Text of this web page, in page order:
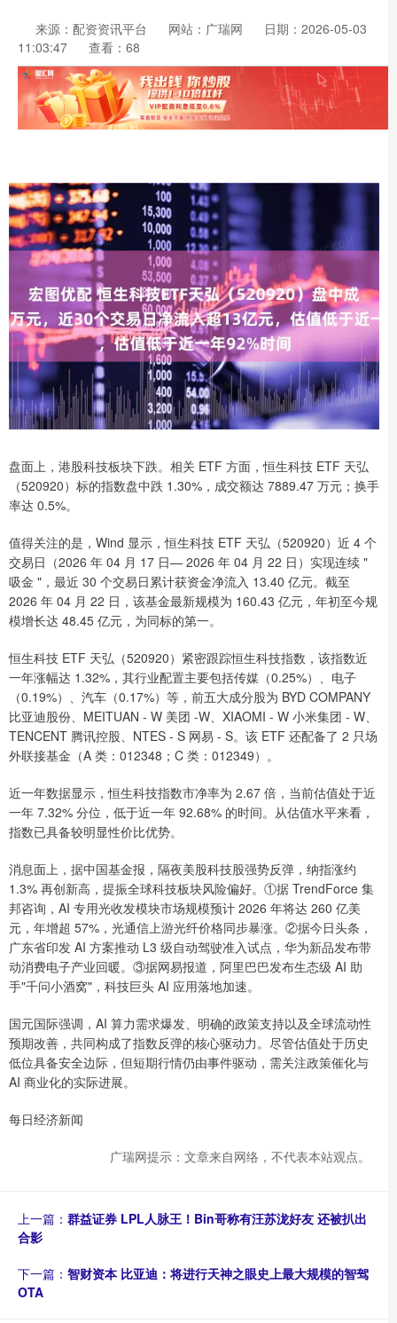
来源：配资资讯平台 网站：广瑞网
日期：2026-05-03
11:03:47
查看：68
盘面上，港股科技板块下跌。相关 ETF 方面，恒生科技 ETF 天弘
（520920）标的指数盘中跌 1.30%，成交额达 7889.47 万元；换手
率达 0.5%。
值得关注的是，Wind 显示，恒生科技 ETF 天弘（520920）近 4 个
交易日（2026 年 04 月 17 日— 2026 年 04 月 22 日）实现连续 "
吸金 "，最近 30 个交易日累计获资金净流入 13.40 亿元。截至
2026 年 04 月 22 日，该基金最新规模为 160.43 亿元，年初至今规
模增长达 48.45 亿元，为同标的第一。
恒生科技 ETF 天弘（520920）紧密跟踪恒生科技指数，该指数近
一年涨幅达 1.32%，其行业配置主要包括传媒（0.25%）、电子
（0.19%）、汽车（0.17%）等，前五大成分股为 BYD COMPANY
比亚迪股份、MEITUAN - W 美团 -W、XIAOMI - W 小米集团 - W、
TENCENT 腾讯控股、NTES - S 网易 - S。该 ETF 还配备了 2 只场
外联接基金（A 类：012348；C 类：012349）。
近一年数据显示，恒生科技指数市净率为 2.67 倍，当前估值处于近
一年 7.32% 分位，低于近一年 92.68% 的时间。从估值水平来看，
指数已具备较明显性价比优势。
消息面上，据中国基金报，隔夜美股科技股强势反弹，纳指涨约
1.3% 再创新高，提振全球科技板块风险偏好。①据 TrendForce 集
邦咨询，AI 专用光收发模块市场规模预计 2026 年将达 260 亿美
元，年增超 57%，光通信上游光纤价格同步暴涨。②据今日头条，
广东省印发 AI 方案推动 L3 级自动驾驶准入试点，华为新品发布带
动消费电子产业回暖。③据网易报道，阿里巴巴发布生态级 AI 助
手"千问小酒窝"，科技巨头 AI 应用落地加速。
国元国际强调，AI 算力需求爆发、明确的政策支持以及全球流动性
预期改善，共同构成了指数反弹的核心驱动力。尽管估值处于历史
低位具备安全边际，但短期行情仍由事件驱动，需关注政策催化与
AI 商业化的实际进展。
每日经济新闻
广瑞网提示：文章来自网络，不代表本站观点。
上一篇： 群益证券 LPL人脉王！Bin哥称有汪苏泷好友 还被扒出
合影
下一篇： 智财资本 比亚迪：将进行天神之眼史上最大规模的智驾
OTA